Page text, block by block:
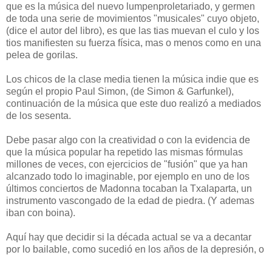
que es la música del nuevo lumpenproletariado, y germen
de toda una serie de movimientos "musicales" cuyo objeto,
(dice el autor del libro), es que las tias muevan el culo y los
tios manifiesten su fuerza física, mas o menos como en una
pelea de gorilas.
Los chicos de la clase media tienen la música indie que es
según el propio Paul Simon, (de Simon & Garfunkel),
continuación de la música que este duo realizó a mediados
de los sesenta.
Debe pasar algo con la creatividad o con la evidencia de
que la música popular ha repetido las mismas fórmulas
millones de veces, con ejercicios de "fusión" que ya han
alcanzado todo lo imaginable, por ejemplo en uno de los
últimos conciertos de Madonna tocaban la Txalaparta, un
instrumento vascongado de la edad de piedra. (Y ademas
iban con boina).
Aquí hay que decidir si la década actual se va a decantar
por lo bailable, como sucedió en los años de la depresión, o